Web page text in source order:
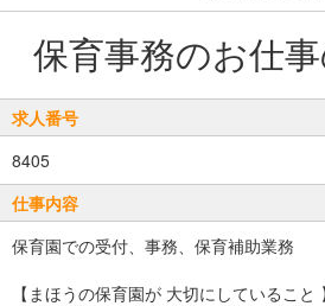
保育事務のお仕
求人番号
8405
仕事内容
保育園での受付、事務、保育補助業務
【まほうの保育園が 大切にしていること